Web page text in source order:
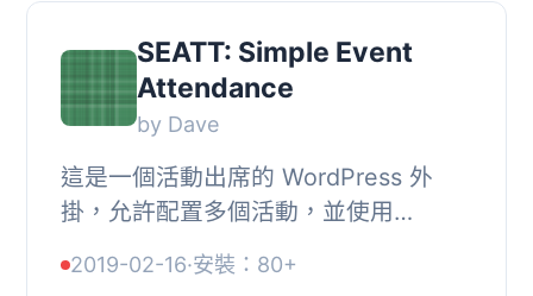
SEATT: Simple Event
Attendance
by Dave
這是一個活動出席的 WordPress 外
掛，允許配置多個活動，並使用
多個活動。, , 在管理面板中添加活動，
2019-02-16·安裝：80+